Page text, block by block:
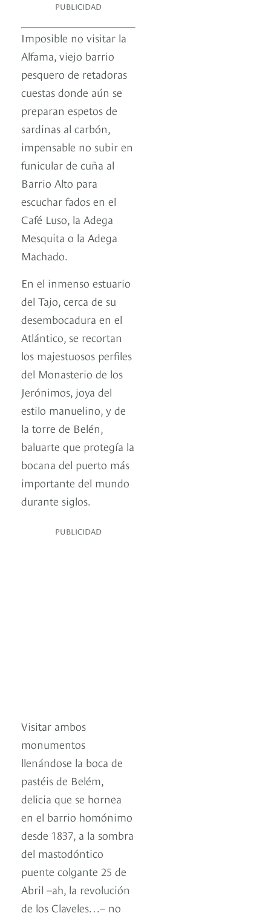
PUBLICIDAD
Imposible no visitar la
Alfama, viejo barrio
pesquero de retadoras
cuestas donde aún se
preparan espetos de
sardinas al carbón,
impensable no subir en
funicular de cuña al
Barrio Alto para
escuchar fados en el
Café Luso, la Adega
Mesquita o la Adega
Machado.
En el inmenso estuario
del Tajo, cerca de su
desembocadura en el
Atlántico, se recortan
los majestuosos perfiles
del Monasterio de los
Jerónimos, joya del
estilo manuelino, y de
la torre de Belén,
baluarte que protegía la
bocana del puerto más
importante del mundo
durante siglos.
PUBLICIDAD
Visitar ambos
monumentos
llenándose la boca de
pastéis de Belém,
delicia que se hornea
en el barrio homónimo
desde 1837, a la sombra
del mastodóntico
puente colgante 25 de
Abril –ah, la revolución
de los Claveles…– no